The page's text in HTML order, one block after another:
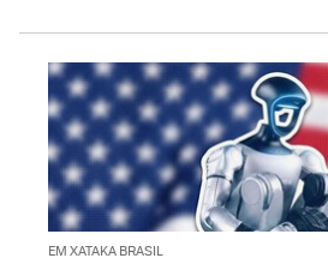
EM XATAKA BRASIL